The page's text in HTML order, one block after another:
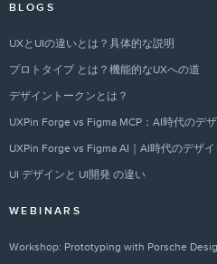
BLOGS
UXとUIの違いとは？具体的な説明
プロトタイプ とは？機能的なUXへの道
デザイントークンとは？
UXPin Forge vs Figma AI｜AI時代のデザ
UI デザインと UI開発 の違い
WEBINARS
Workshop: Prototyping with Porsche